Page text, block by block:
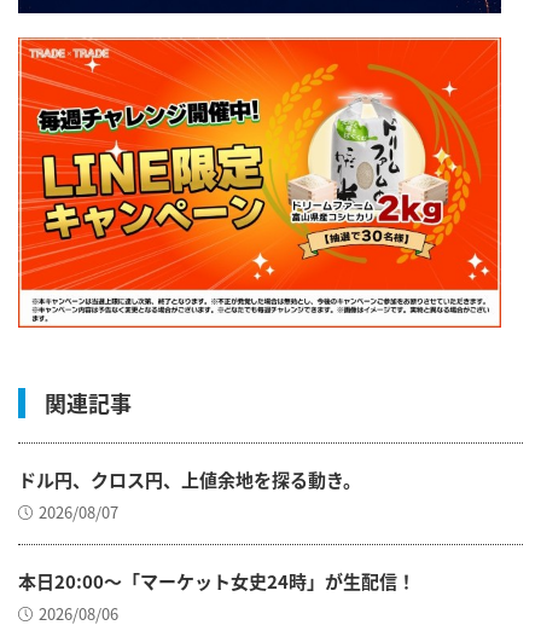
関連記事
ドル円、クロス円、上値余地を探る動き。
2026/08/07
本日20:00～「マーケット女史24時」が生配信！
2026/08/06